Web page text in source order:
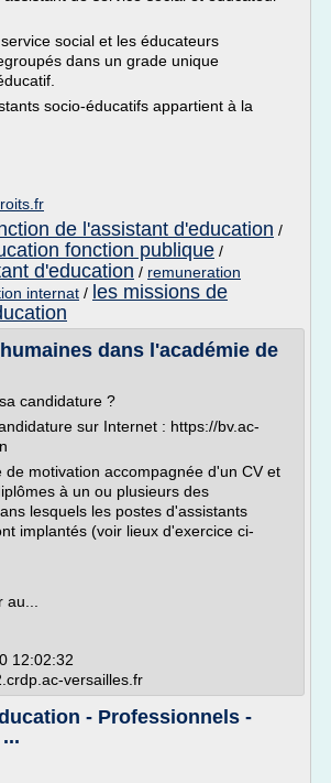
social et les éducateurs
dans un grade unique
socio-éducatifs appartient à la
de l'assistant d'education /
fonction publique /
d'education / remuneration
internat / les missions de
dans l'académie de
candidature ?
sur Internet : https://bv.ac-
de motivation accompagnée d'un CV et
à un ou plusieurs des
lesquels les postes d'assistants
implantés (voir lieux d'exercice ci-
12:02:32
versailles.fr
- Professionnels -